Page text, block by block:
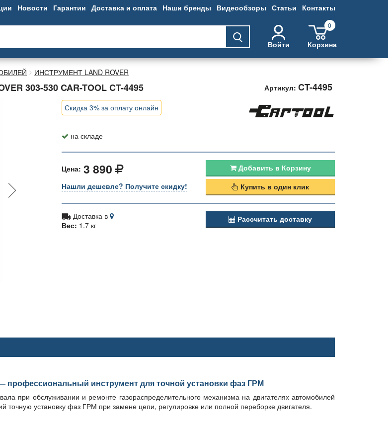
Новости Гарантии Доставка и оплата Наши бренды Видеообзоры Статьи Контакты
Войти
0
Корзина
ИНСТРУМЕНТ LAND ROVER
303-530 CAR-TOOL CT-4495 Артикул: CT-4495
Скидка 3% за оплату онлайн
на складе
Цена: 3 890
Нашли дешевле? Получите скидку!
Добавить в Корзину
Купить в один клик
Доставка в
Вес: 1.7 кг
Рассчитать доставку
профессиональный инструмент для точной установки фаз ГРМ
при обслуживании и ремонте газораспределительного механизма на двигателях автомобилей
установку фаз ГРМ при замене цепи, регулировке или полной переборке двигателя.